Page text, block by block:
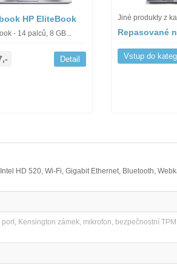
HP EliteBook
- 14 palců, 8 GB...
Detail
Jiné produkty z
Repasované
Vstup do
HD 520, Wi-Fi, Gigabit Ethernet, Bluetooth,
Kensington zámek, mikrofon, bezpečnostní